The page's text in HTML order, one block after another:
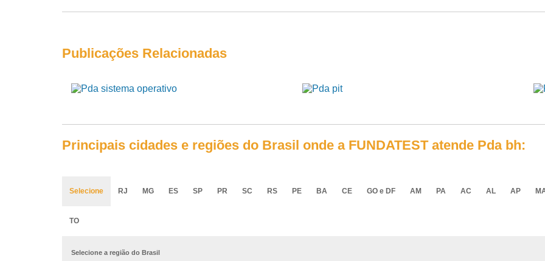
Publicações Relacionadas
Principais cidades e regiões do Brasil onde a FUNDATEST atende Pda bh:
Selecione RJ MG ES SP PR SC RS PE BA CE GO e DF AM PA AC AL AP
TO
Selecione a região do Brasil